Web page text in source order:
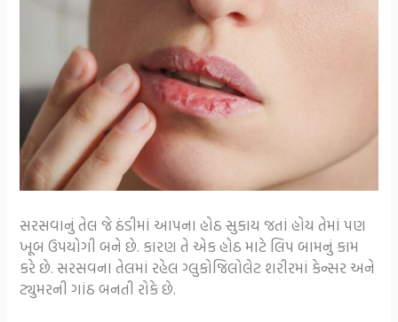
સરસવાનું તેલ જે ઠંડીમાં આપના હોઠ સુકાય જતાં હોય તેમાં પણ
ખૂબ ઉપયોગી બને છે. કારણ તે એક હોઠ માટે લિપ બામનું કામ
કરે છે. સરસવના તેલમાં રહેલ ગ્લુકોજિલોલેટ શરીરમાં કેન્સર અને
ટ્યુમરની ગાંઠ બનતી રોકે છે.